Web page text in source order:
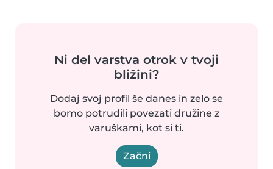
Ni del varstva otrok v tvoji
bližini?
Dodaj svoj profil še danes in zelo se
bomo potrudili povezati družine z
varuškami, kot si ti.
Začni